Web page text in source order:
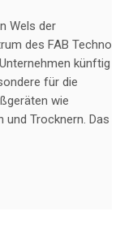
Wels der
des FAB Techno
künftig
für die
wie
und Trocknern. Das